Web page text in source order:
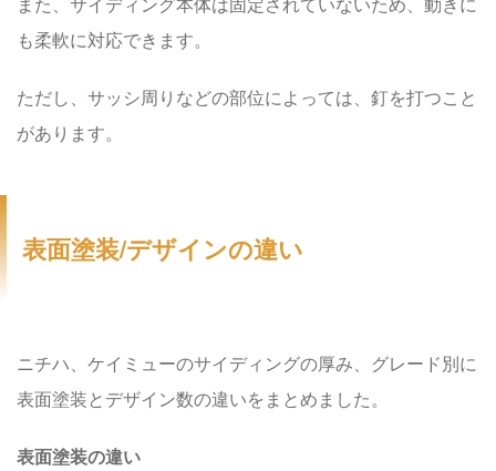
も柔軟に対応できます。
ただし、サッシ周りなどの部位によっては、釘を打つこと
があります。
表面塗装/デザインの違い
ニチハ、ケイミューのサイディングの厚み、グレード別に
表面塗装とデザイン数の違いをまとめました。
表面塗装の違い